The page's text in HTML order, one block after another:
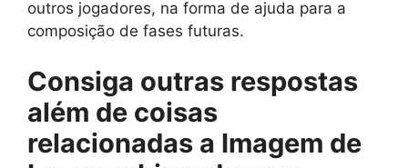
outros jogadores, na forma de ajuda para a
composição de fases futuras.
Consiga outras respostas
além de coisas
relacionadas a Imagem de